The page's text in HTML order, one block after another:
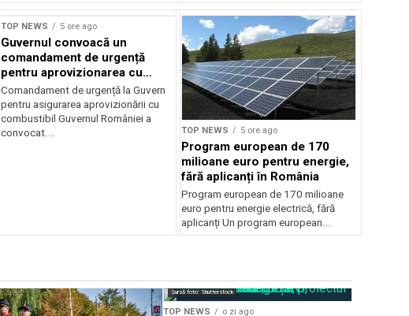
TOP NEWS 5 ore ago
Guvernul convoacă un
comandament de urgență
pentru aprovizionarea cu
combustibil
Comandament de urgență la Guvern
pentru asigurarea aprovizionării cu
combustibil Guvernul României a
convocat...
TOP NEWS 5 ore ago
Program european de 170
milioane euro pentru energie,
fără aplicanți în România
Program european de 170 milioane
euro pentru energie electrică, fără
aplicanți Un program european...
Sursă foto: Shutterstock
TOP NEWS o zi ago